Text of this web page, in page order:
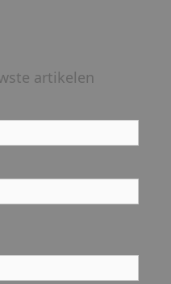
artikelen